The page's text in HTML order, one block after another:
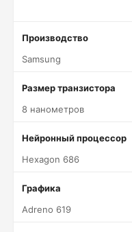
Производство
Samsung
Размер транзистора
8 нанометров
Нейронный процессор
Hexagon 686
Графика
Adreno 619